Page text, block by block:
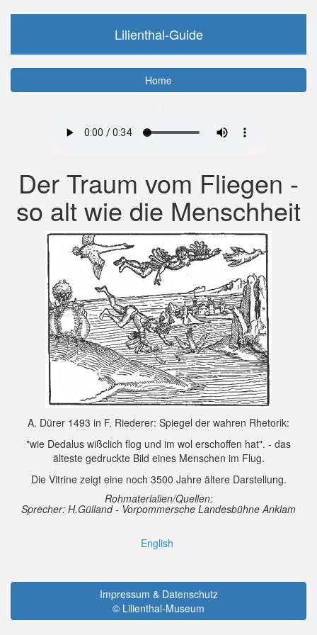
Lilienthal-Guide
Home
Der Traum vom Fliegen -
so alt wie die Menschheit
A. Dürer 1493 in F. Riederer: Spiegel der wahren Rhetorik:
"wie Dedalus wißclich flog und im wol erschoffen hat". - das
älteste gedruckte Bild eines Menschen im Flug.
Die Vitrine zeigt eine noch 3500 Jahre ältere Darstellung.
Rohmaterialien/Quellen:
Sprecher: H.Gülland - Vorpommersche Landesbühne Anklam
English
Impressum & Datenschutz
© Lilienthal-Museum